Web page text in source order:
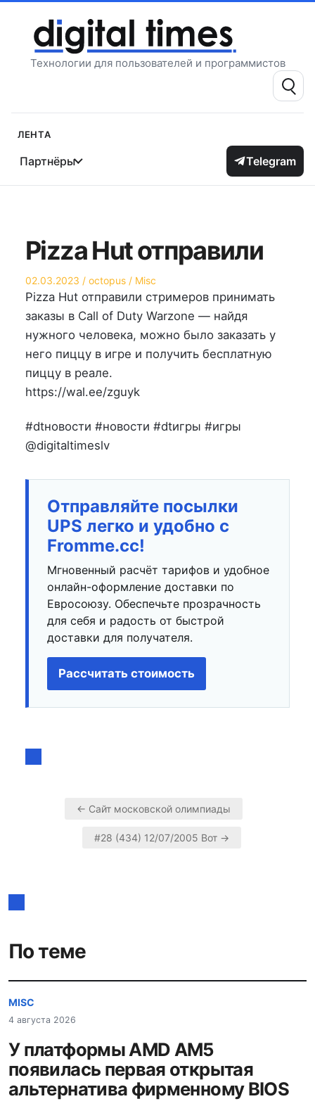
содержимому
Технологии для пользователей и программистов
Поиск:
Лента
Партнёры Telegram
Pizza Hut отправили
Опубликовано
на
02.03.2023 Автор
octopus
Опубликовано
в
Misc
Pizza Hut отправили стримеров принимать
заказы в Call of Duty Warzone — найдя
нужного человека, можно было заказать у
него пиццу в игре и получить бесплатную
пиццу в реале.
https://wal.ee/zguyk
#dtновости #новости #dtигры #игры
@digitaltimeslv
Отправляйте посылки
UPS легко и удобно с
Fromme.cc!
Мгновенный расчёт тарифов и удобное
онлайн-оформление доставки по
Евросоюзу. Обеспечьте прозрачность
для себя и радость от быстрой
доставки для получателя.
Рассчитать стоимость
Навигация
← Сайт московской олимпиады
#28 (434) 12/07/2005 Вот →
По теме
MISC
4 августа 2026
У платформы AMD AM5
появилась первая открытая
альтернатива фирменному BIOS